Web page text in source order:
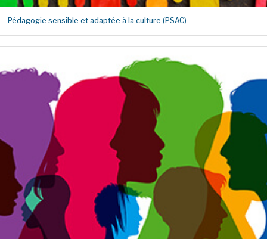
Pédagogie sensible et adaptée à la culture (PSAC)